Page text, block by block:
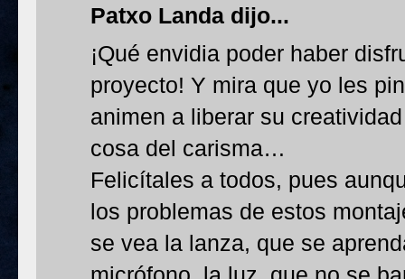
Patxo Landa dijo...
¡Qué envidia poder haber
proyecto! Y mira que yo les
animen a liberar su
cosa del carisma…
Felicítales a todos, pues
los problemas de estos
se vea la lanza, que se